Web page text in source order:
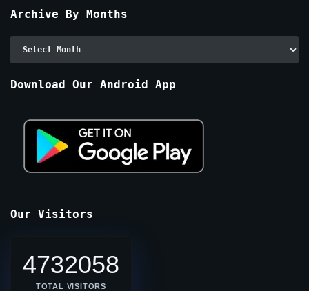
Archive By Months
Download Our Android App
Our Visitors
4732058
TOTAL VISITORS